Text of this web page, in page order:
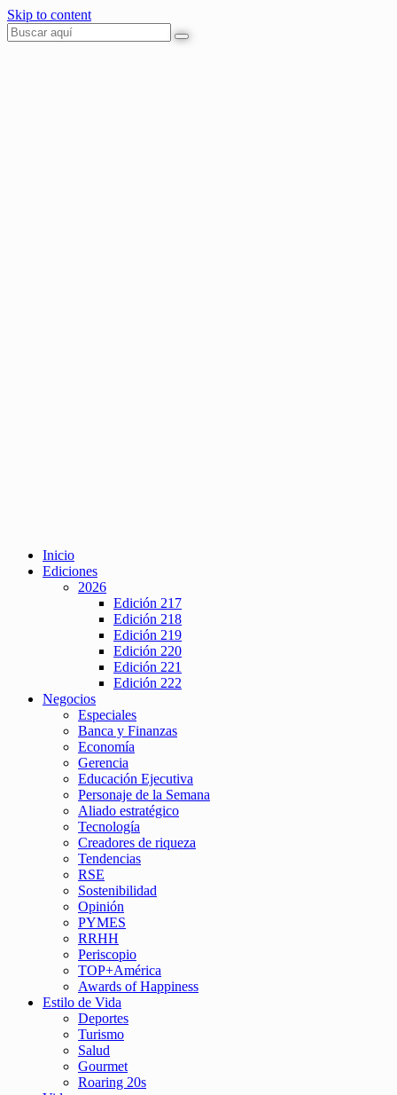
Skip to content
Inicio
Ediciones
2026
Edición 217
Edición 218
Edición 219
Edición 220
Edición 221
Edición 222
Negocios
Especiales
Banca y Finanzas
Economía
Gerencia
Educación Ejecutiva
Personaje de la Semana
Aliado estratégico
Tecnología
Creadores de riqueza
Tendencias
RSE
Sostenibilidad
Opinión
PYMES
RRHH
Periscopio
TOP+América
Awards of Happiness
Estilo de Vida
Deportes
Turismo
Salud
Gourmet
Roaring 20s